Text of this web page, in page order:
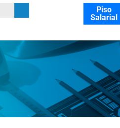
Piso
Salarial